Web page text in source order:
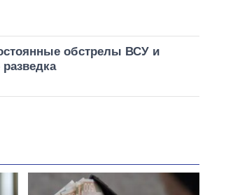
обстрелы ВСУ и